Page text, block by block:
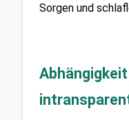
Sorgen und